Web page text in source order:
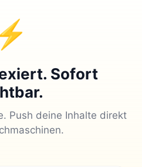
Sofort
Push deine Inhalte direkt